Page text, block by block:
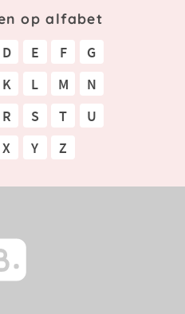
op alfabet
D E F
G
K L M
N
R S T
U
X Y Z